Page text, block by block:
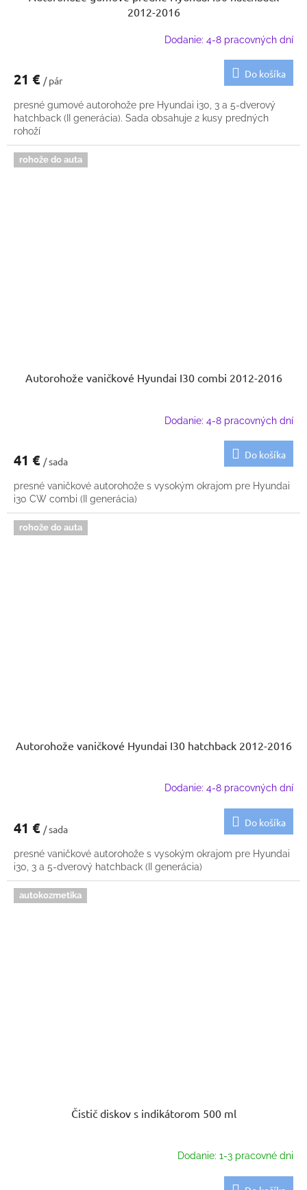
2012-2016
Dodanie: 4-8 pracovných dní
21 € / pár
Do košíka
presné gumové autorohože pre Hyundai i30, 3 a 5-dverový
hatchback (II generácia). Sada obsahuje 2 kusy predných
rohoží
rohože do auta
Autorohože vaničkové Hyundai I30 combi 2012-2016
Dodanie: 4-8 pracovných dní
41 € / sada
Do košíka
presné vaničkové autorohože s vysokým okrajom pre Hyundai
i30 CW combi (II generácia)
rohože do auta
Autorohože vaničkové Hyundai I30 hatchback 2012-2016
Dodanie: 4-8 pracovných dní
41 € / sada
Do košíka
presné vaničkové autorohože s vysokým okrajom pre Hyundai
i30, 3 a 5-dverový hatchback (II generácia)
autokozmetika
Čistič diskov s indikátorom 500 ml
Dodanie: 1-3 pracovné dni